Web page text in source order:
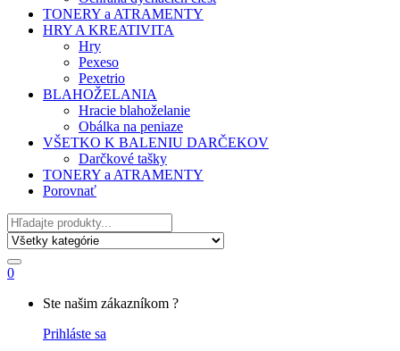
TONERY a ATRAMENTY
HRY A KREATIVITA
Hry
Pexeso
Pexetrio
BLAHOŽELANIA
Hracie blahoželanie
Obálka na peniaze
VŠETKO K BALENIU DARČEKOV
Darčkové tašky
TONERY a ATRAMENTY
Porovnať
Hľadať
0
Ste našim zákazníkom ?
Prihláste sa